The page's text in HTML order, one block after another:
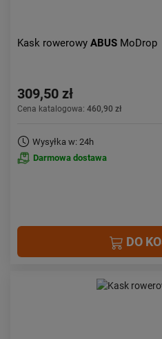
Kask rowerowy ABUS MoDrop
309,50 zł
Cena katalogowa: 460,90 zł
Wysyłka w: 24h
Darmowa dostawa
DO